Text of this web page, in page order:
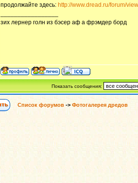
продолжайте здесь: http://www.dread.ru/forum/
зих лернер голн из бэсер аф а фрэмдер борд
Показать сообщения:
Список форумов -> Фотогалерея дредов